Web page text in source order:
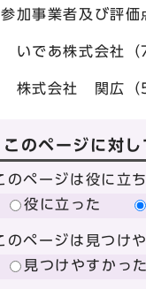
参加事業者及び評価
いであ株式会社（
株式会社 関広（
このページに対
のページは役に立
役に立った
のページは見つけ
見つけやすかった